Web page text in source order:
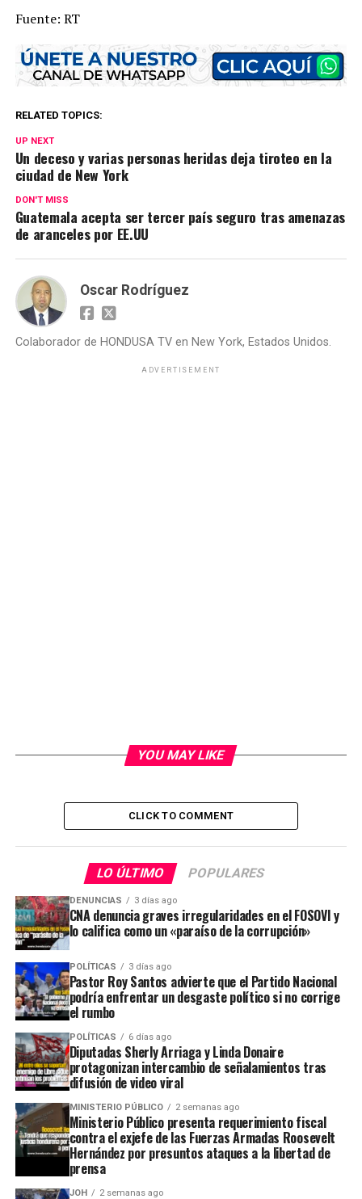
Fuente: RT
RELATED TOPICS:
UP NEXT
Un deceso y varias personas heridas deja tiroteo en la
ciudad de New York
DON'T MISS
Guatemala acepta ser tercer país seguro tras amenazas
de aranceles por EE.UU
Oscar Rodríguez
Colaborador de HONDUSA TV en New York, Estados Unidos.
ADVERTISEMENT
YOU MAY LIKE
CLICK TO COMMENT
LO ÚLTIMO POPULARES
DENUNCIAS 3 días ago
CNA denuncia graves irregularidades en el FOSOVI y
lo califica como un «paraíso de la corrupción»
POLÍTICAS 3 días ago
Pastor Roy Santos advierte que el Partido Nacional
podría enfrentar un desgaste político si no corrige
el rumbo
POLÍTICAS 6 días ago
Diputadas Sherly Arriaga y Linda Donaire
protagonizan intercambio de señalamientos tras
difusión de video viral
MINISTERIO PÚBLICO 2 semanas ago
Ministerio Público presenta requerimiento fiscal
contra el exjefe de las Fuerzas Armadas Roosevelt
Hernández por presuntos ataques a la libertad de
prensa
JOH 2 semanas ago